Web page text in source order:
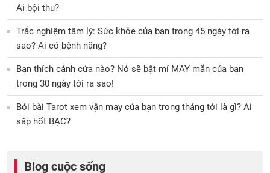
Ai bội thu?
Trắc nghiệm tâm lý: Sức khỏe của bạn trong 45 ngày tới ra
sao? Ai có bệnh nặng?
Bạn thích cánh cửa nào? Nó sẽ bật mí MAY mắn của bạn
trong 30 ngày tới ra sao!
Bói bài Tarot xem vận may của bạn trong tháng tới là gì? Ai
sắp hốt BẠC?
Blog cuộc sống